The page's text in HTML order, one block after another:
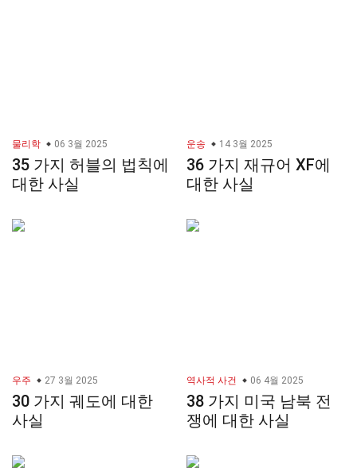
물리학 06 3월 2025
35 가지 허블의 법칙에
대한 사실
운송 14 3월 2025
36 가지 재규어 XF에
대한 사실
우주 27 3월 2025
30 가지 궤도에 대한
사실
역사적 사건 06 4월 2025
38 가지 미국 남북 전
쟁에 대한 사실